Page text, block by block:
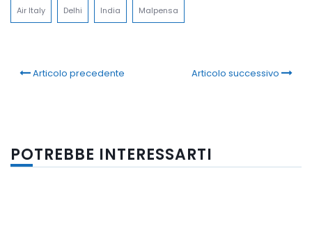
Air Italy Delhi India Malpensa
Articolo precedente Articolo successivo
POTREBBE INTERESSARTI